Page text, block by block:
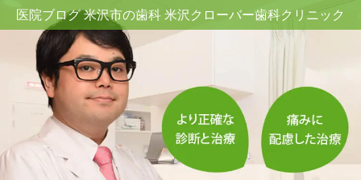
医院ブログ 米沢市の歯科 米沢クローバー歯科クリニック